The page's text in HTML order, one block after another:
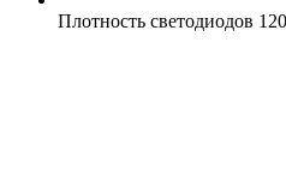
Плотность светодиодов